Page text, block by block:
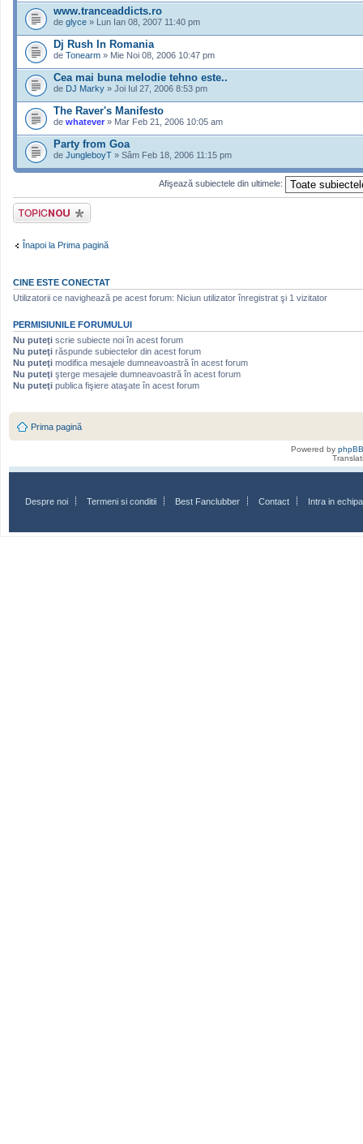
www.tranceaddicts.ro
de glyce » Lun Ian 08, 2007 11:40 pm
Dj Rush In Romania
de Tonearm » Mie Noi 08, 2006 10:47 pm
Cea mai buna melodie tehno este..
de DJ Marky » Joi Iul 27, 2006 8:53 pm
The Raver's Manifesto
de whatever » Mar Feb 21, 2006 10:05 am
Party from Goa
de JungleboyT » Sâm Feb 18, 2006 11:15 pm
Afişează subiectele din ultimele:
Scrie un subiect
nou
Înapoi la Prima pagină
CINE ESTE CONECTAT
Utilizatorii ce navighează pe acest forum: Niciun utilizator înregistrat şi 1 vizitator
PERMISIUNILE FORUMULUI
Nu puteţi scrie subiecte noi în acest forum
Nu puteţi răspunde subiectelor din acest forum
Nu puteţi modifica mesajele dumneavoastră în acest forum
Nu puteţi şterge mesajele dumneavoastră în acest forum
Nu puteţi publica fişiere ataşate în acest forum
Prima pagină
Powered by phpBB
Despre noi Termeni si conditii Best Fanclubber Contact Intra in